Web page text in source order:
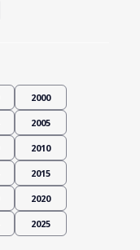
2000
2005
2010
2015
2020
2025